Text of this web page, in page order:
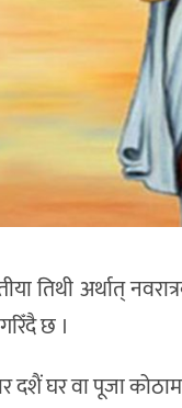
तिथी अर्थात्
छ ।
दशैं घर वा पूजा